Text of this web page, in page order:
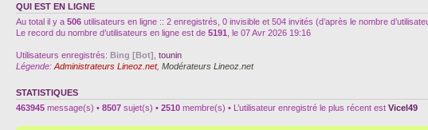
QUI EST EN LIGNE
Au total il y a 506 utilisateurs en ligne :: 2 enregistrés, 0 invisible et 504 invités (d’après le nombre
Le record du nombre d’utilisateurs en ligne est de 5191 , le 07 Avr 2026 19:16
Utilisateurs enregistrés: Bing [Bot] tounin
Légende: Administrateurs Lineoz.net, Modérateurs Lineoz.net
STATISTIQUES
463945 message(s) • 8507 sujet(s) • 2510 membre(s) • L’utilisateur enregistré le plus récent est Vicel49